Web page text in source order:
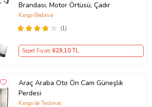
Brandası, Motor Örtüsü, Çadır
(1)
Kargo Bedava
Sepet Fiyatı 629,10 TL
Araç Araba Oto Ön Cam Güneşlik
Perdesi
Kargo ile Teslimat